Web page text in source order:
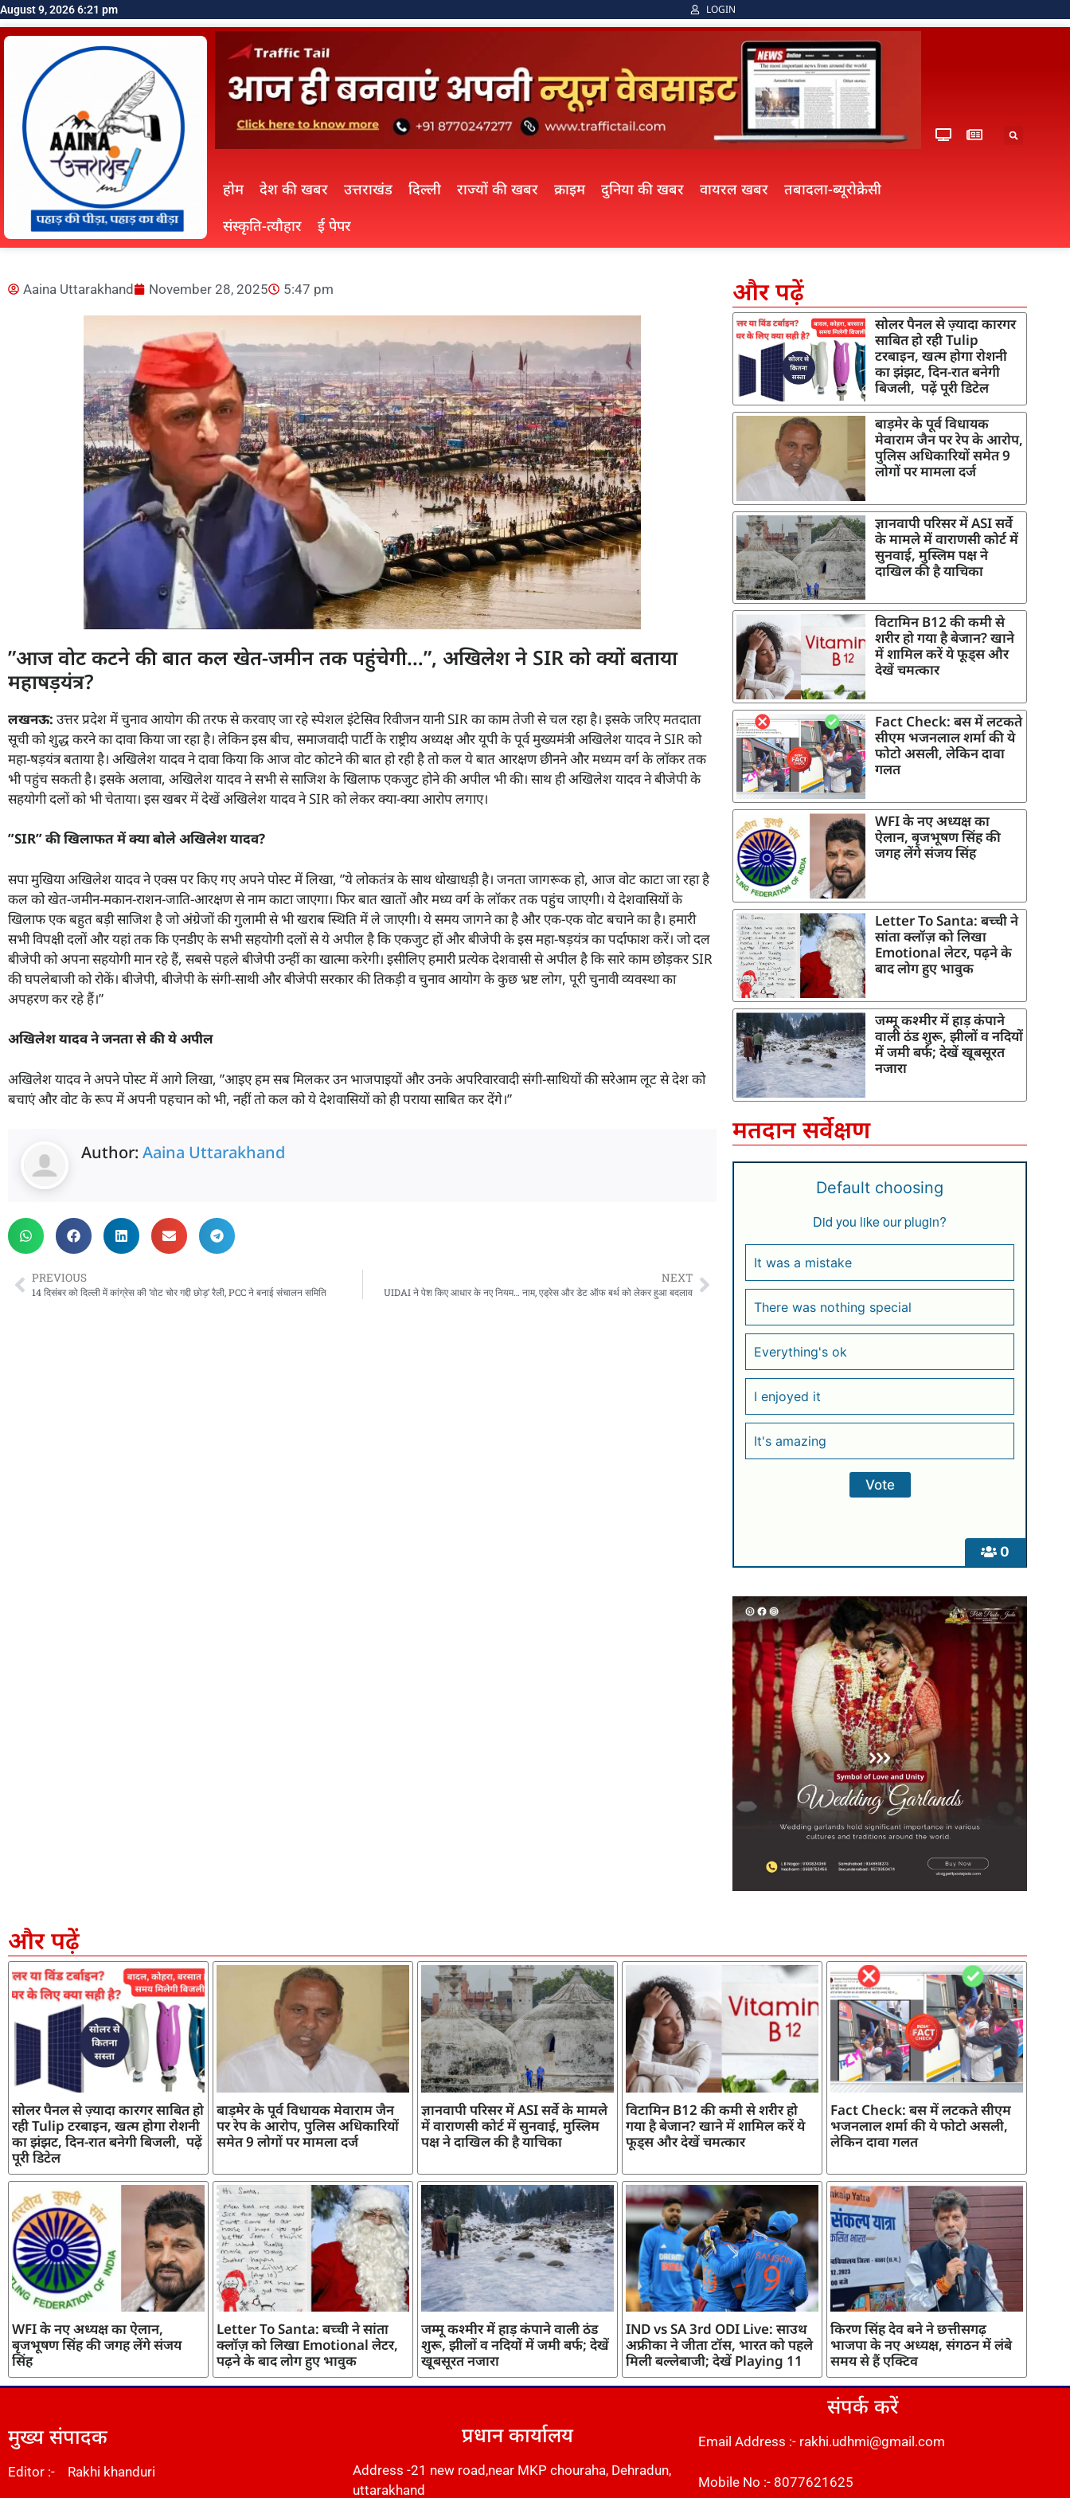
August 9, 2026 6:21 pm LOGIN
होम देश की खबर उत्तराखंड दिल्ली राज्यों की खबर क्राइम दुनिया की खबर वायरल खबर
तबादला-ब्यूरोक्रेसी
संस्कृति-त्यौहार
ई पेपर
Aaina Uttarakhand November 28, 2025 5:47 pm
”आज वोट कटने की बात कल खेत-जमीन तक पहुंचेगी…”, अखिलेश ने SIR को क्यों बताया
महाषड़यंत्र?
लखनऊ: उत्तर प्रदेश में चुनाव आयोग की तरफ से करवाए जा रहे स्पेशल इंटेसिव रिवीजन यानी SIR का काम तेजी से चल रहा है। इसके जरिए मतदाता
सूची को शुद्ध करने का दावा किया जा रहा है। लेकिन इस बीच, समाजवादी पार्टी के राष्ट्रीय अध्यक्ष और यूपी के पूर्व मुख्यमंत्री अखिलेश यादव ने SIR को
महा-षड़यंत्र बताया है। अखिलेश यादव ने दावा किया कि आज वोट कोटने की बात हो रही है तो कल ये बात आरक्षण छीनने और मध्यम वर्ग के लॉकर तक
भी पहुंच सकती है। इसके अलावा, अखिलेश यादव ने सभी से साजिश के खिलाफ एकजुट होने की अपील भी की। साथ ही अखिलेश यादव ने बीजेपी के
सहयोगी दलों को भी चेताया। इस खबर में देखें अखिलेश यादव ने SIR को लेकर क्या-क्या आरोप लगाए।
”SIR”की खिलाफत में क्या बोले अखिलेश यादव?
सपा मुखिया अखिलेश यादव ने एक्स पर किए गए अपने पोस्ट में लिखा, ”ये लोकतंत्र के साथ धोखाधड़ी है। जनता जागरूक हो, आज वोट काटा जा रहा है
कल को खेत-जमीन-मकान-राशन-जाति-आरक्षण से नाम काटा जाएगा। फिर बात खातों और मध्य वर्ग के लॉकर तक पहुंच जाएगी। ये देशवासियों के
खिलाफ एक बहुत बड़ी साजिश है जो अंग्रेजों की गुलामी से भी खराब स्थिति में ले जाएगी। ये समय जागने का है और एक-एक वोट बचाने का है। हमारी
सभी विपक्षी दलों और यहां तक कि एनडीए के सभी सहयोगी दलों से ये अपील है कि एकजुट हों और बीजेपी के इस महा-षड़यंत्र का पर्दाफाश करें। जो दल
बीजेपी को अपना सहयोगी मान रहे हैं, सबसे पहले बीजेपी उन्हीं का खात्मा करेगी। इसीलिए हमारी प्रत्येक देशवासी से अपील है कि सारे काम छोड़कर SIR
की घपलेबाजी को रोकें। बीजेपी, बीजेपी के संगी-साथी और बीजेपी सरकार की तिकड़ी व चुनाव आयोग के कुछ भ्रष्ट लोग, पूरी चुनावी व्यवस्था का
अपहरण कर रहे हैं।”
अखिलेश यादव ने जनता से की ये अपील
अखिलेश यादव ने अपने पोस्ट में आगे लिखा, ”आइए हम सब मिलकर उन भाजपाइयों और उनके अपरिवारवादी संगी-साथियों की सरेआम लूट से देश को
बचाएं और वोट के रूप में अपनी पहचान को भी, नहीं तो कल को ये देशवासियों को ही पराया साबित कर देंगे।”
Author: Aaina Uttarakhand
PREVIOUS
14 दिसंबर को दिल्ली में कांग्रेस की ‘वोट चोर गद्दी छोड़’ रैली, PCC ने बनाई संचालन समिति
NEXT
UIDAI ने पेश किए आधार के नए नियम… नाम, एड्रेस और डेट ऑफ बर्थ को लेकर हुआ बदलाव
और पढ़ें
सोलर पैनल से ज़्यादा कारगर
साबित हो रही Tulip
टरबाइन, खत्म होगा रोशनी
का झंझट, दिन-रात बनेगी
बिजली, पढ़ें पूरी डिटेल
बाड़मेर के पूर्व विधायक
मेवाराम जैन पर रेप के आरोप,
पुलिस अधिकारियों समेत 9
लोगों पर मामला दर्ज
ज्ञानवापी परिसर में ASI सर्वे
के मामले में वाराणसी कोर्ट में
सुनवाई, मुस्लिम पक्ष ने
दाखिल की है याचिका
विटामिन B12 की कमी से
शरीर हो गया है बेजान? खाने
में शामिल करें ये फूड्स और
देखें चमत्कार
Fact Check: बस में लटकते
सीएम भजनलाल शर्मा की ये
फोटो असली, लेकिन दावा
गलत
WFI के नए अध्यक्ष का
ऐलान, बृजभूषण सिंह की
जगह लेंगे संजय सिंह
Letter To Santa: बच्ची ने
सांता क्लॉज़ को लिखा
Emotional लेटर, पढ़ने के
बाद लोग हुए भावुक
जम्मू कश्मीर में हाड़ कंपाने
वाली ठंड शुरू, झीलों व नदियों
में जमी बर्फ; देखें खूबसूरत
नजारा
मतदान सर्वेक्षण
0
Default choosing
Did you like our plugin?
It was a mistake
There was nothing special
Everything's ok
I enjoyed it
It's amazing
और पढ़ें
सोलर पैनल से ज़्यादा कारगर साबित हो
रही Tulip टरबाइन, खत्म होगा रोशनी
का झंझट, दिन-रात बनेगी बिजली, पढ़ें
पूरी डिटेल
बाड़मेर के पूर्व विधायक मेवाराम जैन
पर रेप के आरोप, पुलिस अधिकारियों
समेत 9 लोगों पर मामला दर्ज
ज्ञानवापी परिसर में ASI सर्वे के मामले
में वाराणसी कोर्ट में सुनवाई, मुस्लिम
पक्ष ने दाखिल की है याचिका
विटामिन B12 की कमी से शरीर हो
गया है बेजान? खाने में शामिल करें ये
फूड्स और देखें चमत्कार
Fact Check: बस में लटकते सीएम
भजनलाल शर्मा की ये फोटो असली,
लेकिन दावा गलत
WFI के नए अध्यक्ष का ऐलान,
बृजभूषण सिंह की जगह लेंगे संजय
सिंह
Letter To Santa: बच्ची ने सांता
क्लॉज़ को लिखा Emotional लेटर,
पढ़ने के बाद लोग हुए भावुक
जम्मू कश्मीर में हाड़ कंपाने वाली ठंड
शुरू, झीलों व नदियों में जमी बर्फ; देखें
खूबसूरत नजारा
IND vs SA 3rd ODI Live: साउथ
अफ्रीका ने जीता टॉस, भारत को पहले
मिली बल्लेबाजी; देखें Playing 11
किरण सिंह देव बने ने छत्तीसगढ़
भाजपा के नए अध्यक्ष, संगठन में लंबे
समय से हैं एक्टिव
मुख्य संपादक
Editor :- Rakhi khanduri
प्रधान कार्यालय
Address -21 new road,near MKP chouraha, Dehradun,
uttarakhand
संपर्क करें
Email Address :- rakhi.udhmi@gmail.com
Mobile No :- 8077621625